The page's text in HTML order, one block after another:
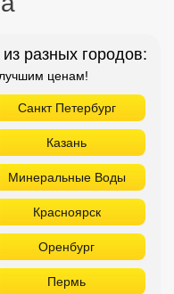
разных городов:
ценам!
Санкт Петербург
Казань
Минеральные Воды
Красноярск
Оренбург
Пермь